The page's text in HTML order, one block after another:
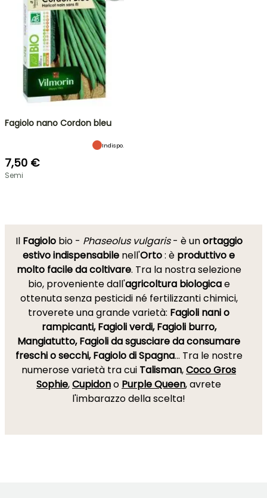
Fagiolo nano Cordon bleu
Indispo.
7,50 €
Semi
Il Fagiolobio - Phaseolus vulgaris- è unortaggio
estivo indispensabile nell'Orto: è produttivo e
molto facile da coltivare. Tra la nostra selezione
bio, proveniente dall'agricoltura biologicae
ottenuta senza pesticidi né fertilizzanti chimici,
troverete una grande varietà: Fagioli nani o
rampicanti, Fagioli verdi, Fagioli burro,
Mangiatutto, Fagioli da sgusciare da consumare
freschi o secchi, Fagiolo di Spagna... Tra le nostre
numerose varietà tra cui Talisman,Coco Gros
Sophie,Cupidono Purple Queen, avrete
l'imbarazzo della scelta!